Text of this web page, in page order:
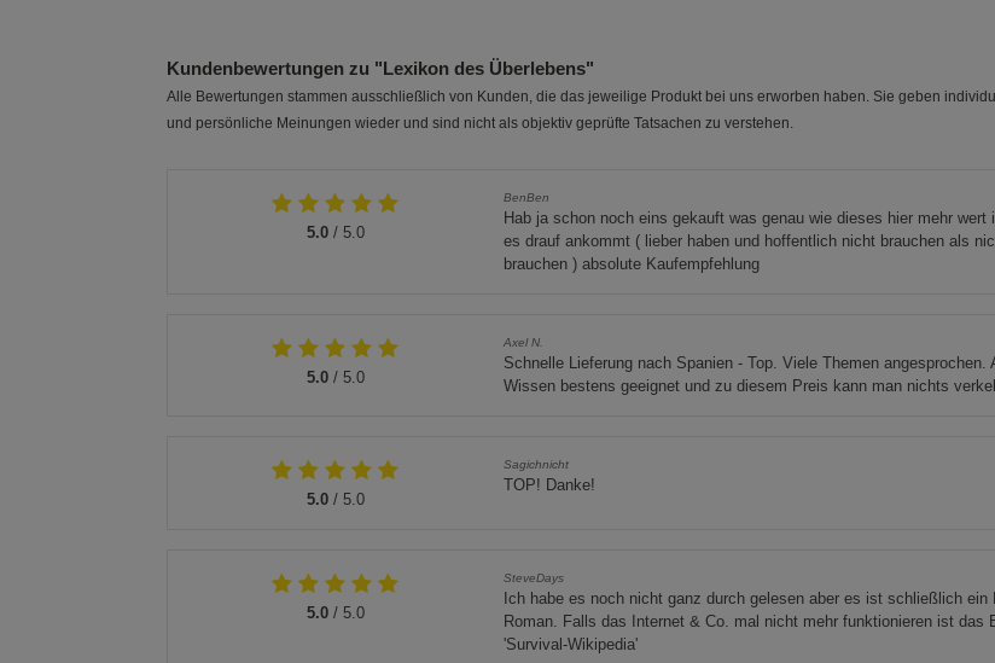
Kundenbewertungen zu "Lexikon des Überlebens"
Alle Bewertungen stammen ausschließlich von Kunden, die das jeweilige Produkt bei uns erworben haben. Sie geben
und persönliche Meinungen wieder und sind nicht als objektiv geprüfte Tatsachen zu verstehen.
5.0/ 5.0
BenBen
Hab ja schon noch eins gekauft was genau wie dieses hier mehr wert
es drauf ankommt ( lieber haben und hoffentlich nicht brauchen als
brauchen ) absolute Kaufempfehlung
5.0/ 5.0
Axel N.
Schnelle Lieferung nach Spanien - Top. Viele Themen angesprochen.
Wissen bestens geeignet und zu diesem Preis kann man nichts
5.0/ 5.0
Sagichnicht
TOP! Danke!
5.0/ 5.0
SteveDays
Ich habe es noch nicht ganz durch gelesen aber es ist schließlich ein
Roman. Falls das Internet & Co. mal nicht mehr funktionieren ist das
'Survival-Wikipedia'